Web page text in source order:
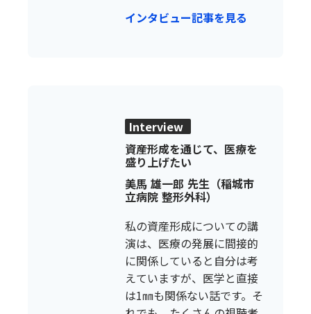
インタビュー記事を見る
Interview
資産形成を通じて、医療を
盛り上げたい
美馬 雄一郎 先生（稲城市
立病院 整形外科）
私の資産形成についての講
演は、医療の発展に間接的
に関係していると自分は考
えていますが、医学と直接
は1㎜も関係ない話です。そ